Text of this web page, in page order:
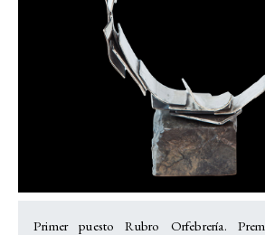
Primer puesto Rubro Orfebrería.